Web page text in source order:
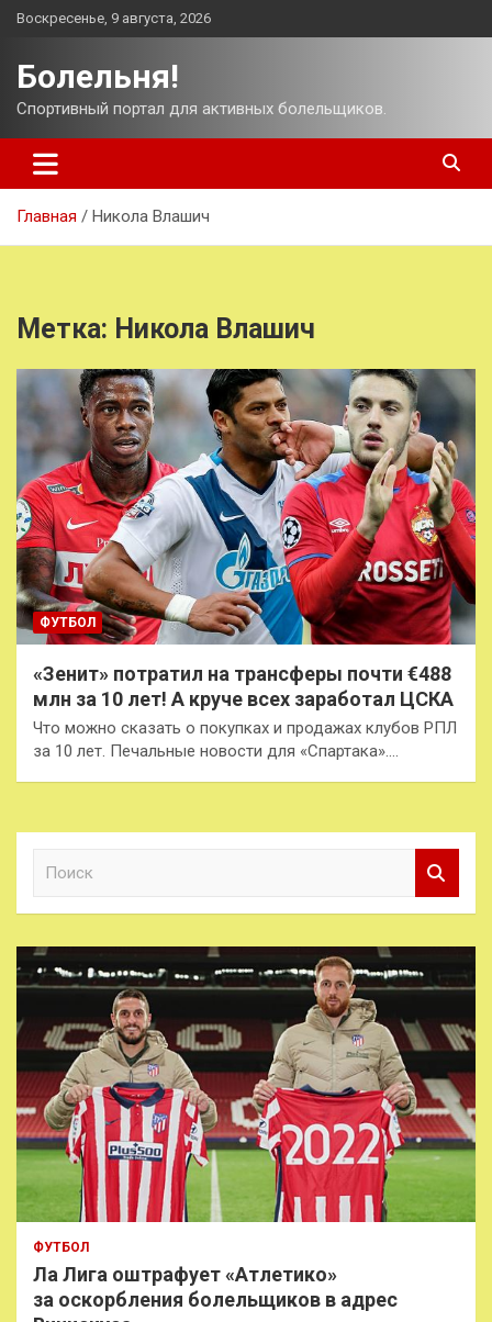
Перейти
Воскресенье, 9 августа, 2026
Болельня!
Спортивный портал для активных болельщиков.
Главная Никола Влашич
Метка: Никола Влашич
ФУТБОЛ
«Зенит» потратил на трансферы почти €488
млн за 10 лет! А круче всех заработал ЦСКА
Что можно сказать о покупках и продажах клубов РПЛ
за 10 лет. Печальные новости для «Спартака».…
к
ФУТБОЛ
Ла Лига оштрафует «Атлетико»
за оскорбления болельщиков в адрес